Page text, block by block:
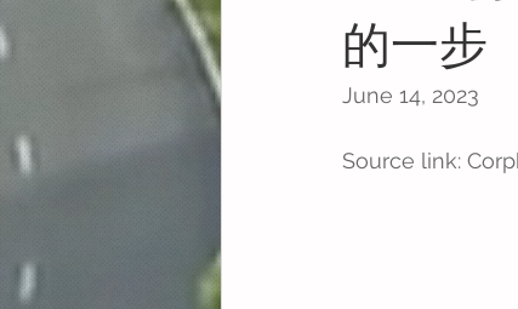
的一步
June 14, 2023
Source link: